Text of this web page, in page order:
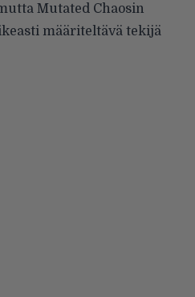
Mutated Chaosin
määriteltävä tekijä